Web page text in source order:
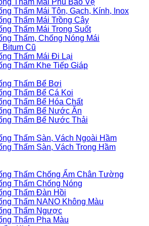
Thấm Mái Phủ Bảo Vệ
Thấm Mái Tôn, Gạch, Kính, Inox
Thấm Mái Trồng Cây
Thấm Mái Trong Suốt
Thấm, Chống Nóng Mái
Bitum Cũ
Thấm Mái Đi Lại
Thấm Khe Tiếp Giáp
Thấm Bể Bơi
Thấm Bể Cá Koi
Thấm Bể Hóa Chất
Thấm Bể Nước Ăn
Thấm Bể Nước Thải
Thấm Sàn, Vách Ngoài Hầm
Thấm Sàn, Vách Trong Hầm
Thấm Chống Ẩm Chân Tường
Thấm Chống Nóng
Thấm Đàn Hồi
Thấm NANO Không Màu
Thấm Ngược
Thấm Pha Màu